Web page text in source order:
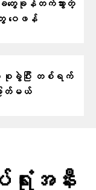
တွေခုန်တက်သွားတဲ့
ေ ဝေဖန်
စုခွဲပြီး တစ်ရက်
ြတ်မယ်